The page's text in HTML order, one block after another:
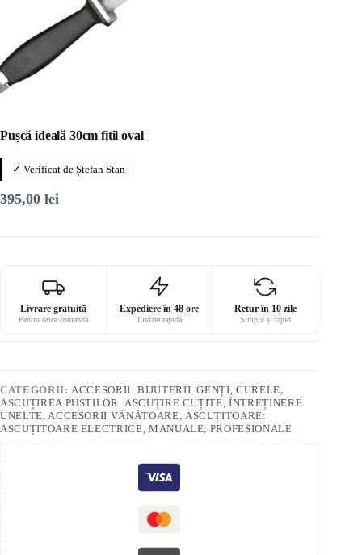
Pușcă ideală 30cm fitil oval
✓ Verificat de Ștefan Stan
395,00 lei
Livrare gratuită
Pentru orice comandă
Expediere în 48 ore
Livrare rapidă
Retur în 10 zile
Simplu și rapid
CATEGORII: ACCESORII: BIJUTERII, GENȚI, CURELE,
ASCUȚIREA PUȘTILOR: ASCUȚIRE CUȚITE, ÎNTREȚINERE
UNELTE, ACCESORII VÂNĂTOARE, ASCUȚITOARE:
ASCUȚITOARE ELECTRICE, MANUALE, PROFESIONALE